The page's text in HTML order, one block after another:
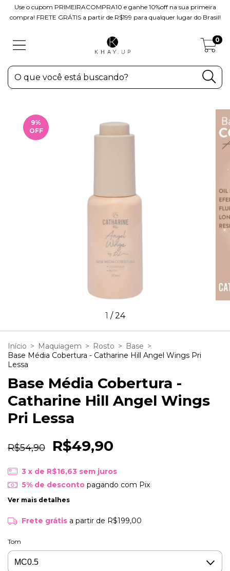
Use o cupom PRIMEIRACOMPRA10 e ganhe 10%off na sua primeira
compra! FRETE GRÁTIS a partir de R$199 para qualquer lugar do Brasil!
0
9%
OFF
1 /24
Início > Maquiagem > Rosto > Base >
Base Média Cobertura - Catharine Hill Angel Wings Pri
Lessa
Base Média Cobertura -
Catharine Hill Angel Wings
Pri Lessa
R$54,90 R$49,90
3 x de R$16,63 sem juros
5% de descontopagando com Pix
Ver mais detalhes
Frete grátis a partir de R$199,00
Tom